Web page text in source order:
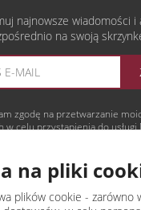
najnowsze wiadomości i
na swoją
zgodę na przetwarzanie
w celu przystąpienia do
na pliki
plików cookie - zarówno